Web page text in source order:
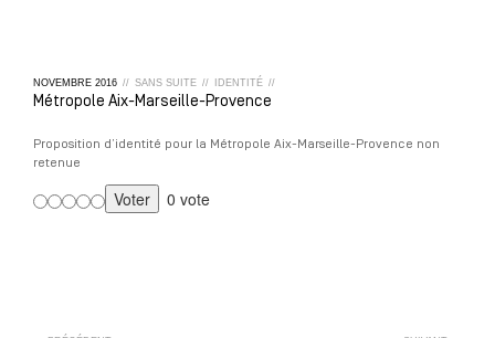
NOVEMBRE 2016 // SANS SUITE // IDENTITÉ //
Métropole Aix-Marseille-Provence
Proposition d’identité pour la Métropole Aix-Marseille-Provence non
retenue
0 vote